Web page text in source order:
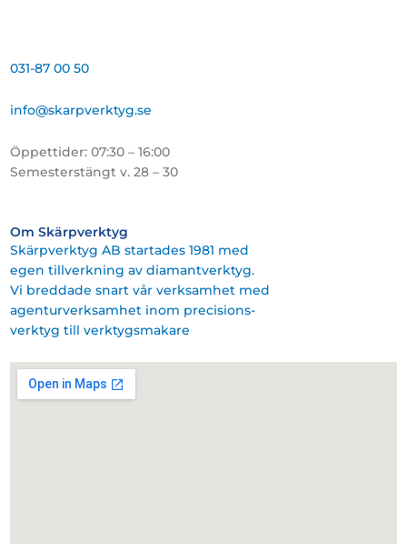
031-87 00 50
info@skarpverktyg.se
Öppettider: 07:30 – 16:00
Semesterstängt v. 28 – 30
Om Skärpverktyg
Skärpverktyg AB startades 1981 med
egen tillverkning av diamantverktyg.
Vi breddade snart vår verksamhet med
agenturverksamhet inom precisions-
verktyg till verktygsmakare